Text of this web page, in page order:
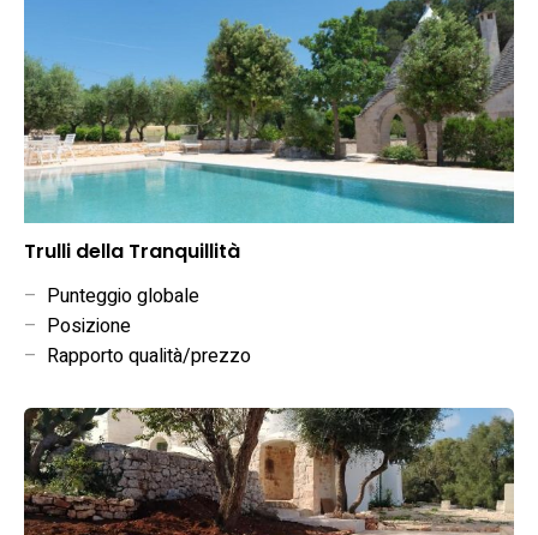
Trulli della Tranquillità
– Punteggio globale
– Posizione
– Rapporto qualità/prezzo